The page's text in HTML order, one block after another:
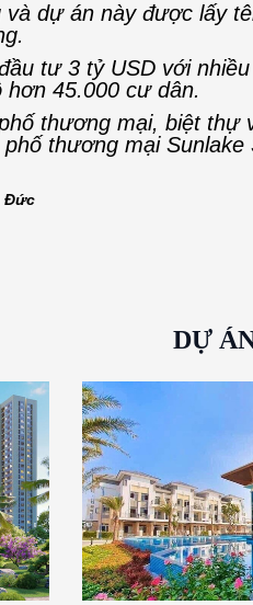
dự án này được lấy
tư 3 tỷ USD với
45.000 cư dân.
thương mại, biệt
thương mại
Đức
DỰ